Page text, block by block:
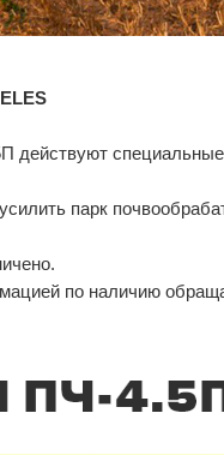
действуют
парк
по наличию